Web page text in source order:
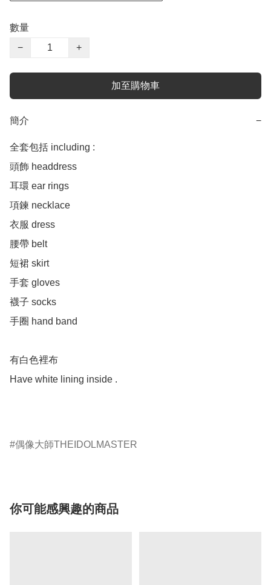
數量
−
+
加至購物車
簡介 −
全套包括 including :
頭飾 headdress
耳環 ear rings
項鍊 necklace
衣服 dress
腰帶 belt
短裙 skirt
手套 gloves
襪子 socks
手圈 hand band
有白色裡布
Have white lining inside .
偶像大師THEIDOLMASTER
你可能感興趣的商品